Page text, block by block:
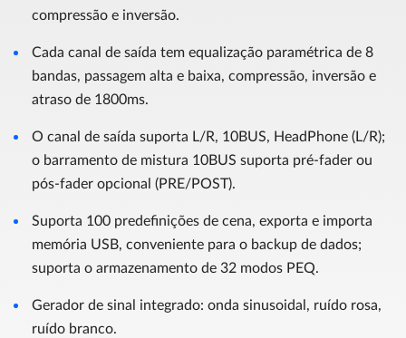
compressão e inversão.
Cada canal de saída tem equalização paramétrica de 8
bandas, passagem alta e baixa, compressão, inversão e
atraso de 1800ms.
O canal de saída suporta L/R, 10BUS, HeadPhone (L/R);
o barramento de mistura 10BUS suporta pré-fader ou
pós-fader opcional (PRE/POST).
Suporta 100 predefinições de cena, exporta e importa
memória USB, conveniente para o backup de dados;
suporta o armazenamento de 32 modos PEQ.
Gerador de sinal integrado: onda sinusoidal, ruído rosa,
ruído branco.